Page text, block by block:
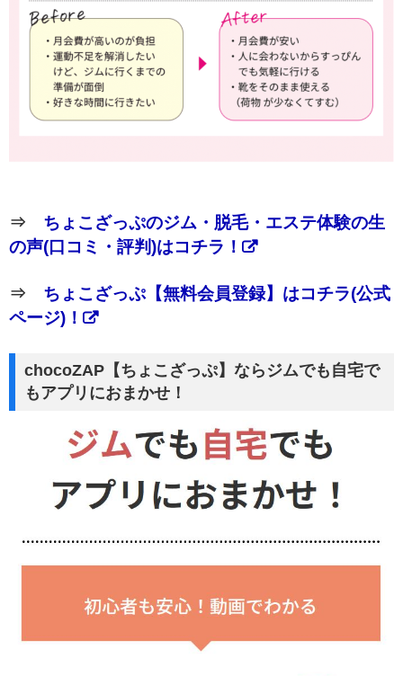
⇒ ちょこざっぷのジム・脱毛・エステ体験の生
の声(口コミ・評判)はコチラ！
⇒ ちょこざっぷ【無料会員登録】はコチラ(公式
ページ)！
chocoZAP【ちょこざっぷ】ならジムでも自宅で
もアプリにおまかせ！